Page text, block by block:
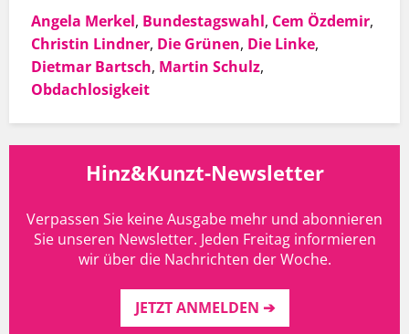
Angela Merkel, Bundestagswahl, Cem Özdemir,
Christin Lindner, Die Grünen, Die Linke,
Dietmar Bartsch, Martin Schulz,
Obdachlosigkeit
Hinz&Kunzt-Newsletter
Verpassen Sie keine Ausgabe mehr und abonnieren
Sie unseren Newsletter. Jeden Freitag informieren
wir über die Nachrichten der Woche.
JETZT ANMELDEN ➔